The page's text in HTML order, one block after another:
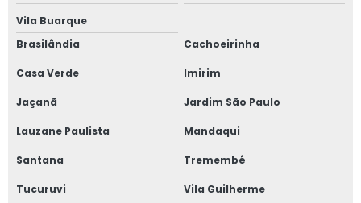
Fornecedor de janela vidro multilaminado
Fornecedor de janela vidro triplo
Instalação de esquadrias de alumínio
Instalação de tela mosquiteira
Vila Buarque
Brasilândia
Cachoeirinha
Casa Verde Imirim
Jaçanã Jardim São Paulo
Lauzane Paulista Mandaqui
Santana Tremembé
Tucuruvi Vila Guilherme